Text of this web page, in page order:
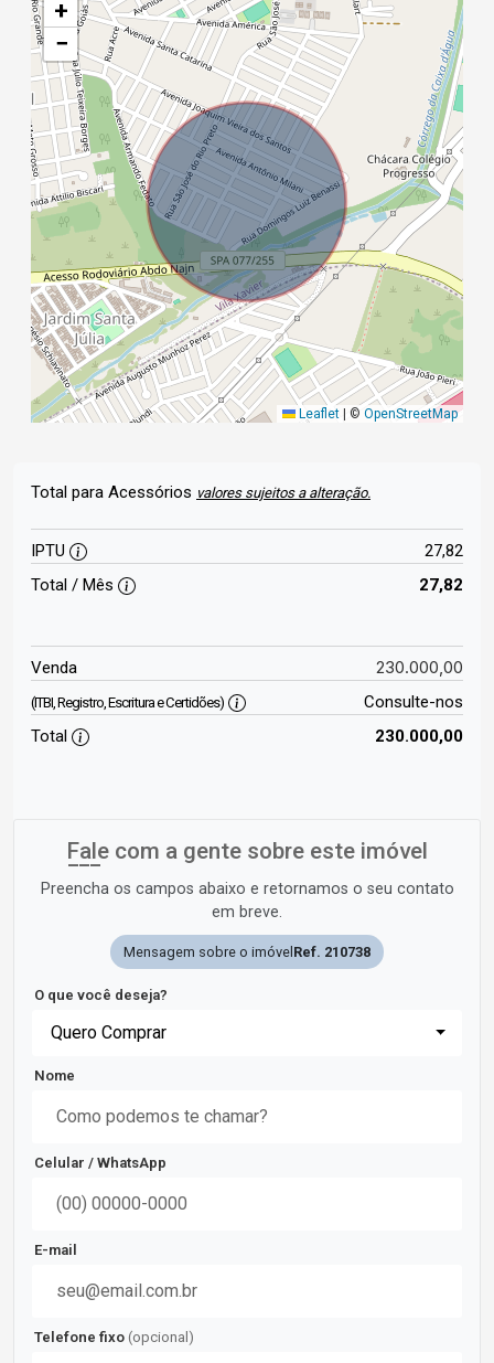
+
−
Leaflet © OpenStreetMap
Total para Acessórios valores sujeitos a alteração.
IPTU
27,82
Total / Mês
27,82
Venda 230.000,00
(ITBI, Registro, Escritura e Certidões)
Consulte-nos
Total
230.000,00
Fale com a gente sobre este imóvel
Preencha os campos abaixo e retornamos o seu contato
em breve.
Mensagem sobre o imóvel Ref. 210738
O que você deseja?
Quero Comprar
Nome
Celular / WhatsApp
E-mail
Telefone fixo (opcional)